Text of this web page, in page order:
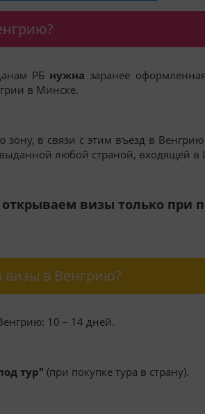
РБ нужна заранее
в Минске.
зону, в связи с этим въезд в
любой страной, входящей в
визы только при
визы в Венгрию?
10 – 14 дней.
тур" (при покупке тура в страну).